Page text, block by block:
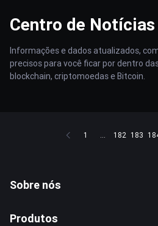
Centro de Notícias
Informações e dados atualizados,
precisos para você ficar por dentro
blockchain, criptomoedas e Bitcoin.
1 ... 182 183
Sobre nós
Produtos